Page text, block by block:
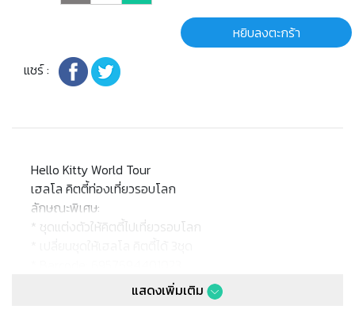
หยิบลงตะกร้า
แชร์ :
Hello Kitty World Tour
เฮลโล คิตตี้ท่องเที่ยวรอบโลก
ลักษณะพิเศษ:
* ชุดแต่งตัวให้คิตตี้ไปเที่ยวรอบโลก
* ขนาดแพ็คเกจ 27x5.5 x17cm.
แสดงเพิ่มเติม